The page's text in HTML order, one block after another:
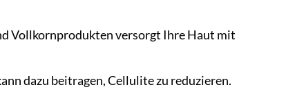
Vollkornprodukten versorgt Ihre Haut mit
dazu beitragen, Cellulite zu reduzieren.